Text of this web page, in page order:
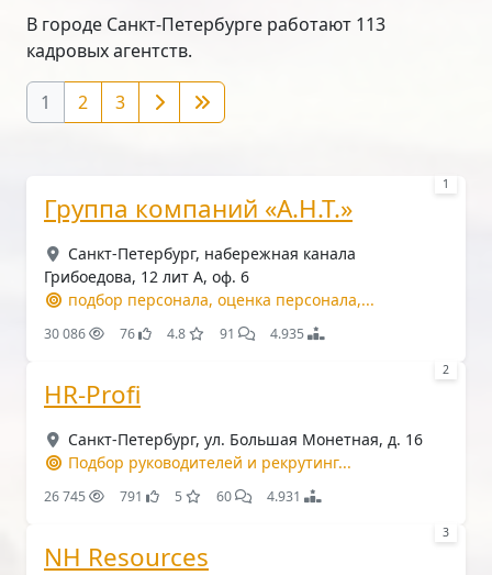
В городе Санкт-Петербурге работают 113
кадровых агентств.
1 2 3
1
Группа компаний «А.Н.Т.»
Санкт-Петербург, набережная канала
Грибоедова, 12 лит А, оф. 6
подбор персонала, оценка персонала,...
30 086 76 4.8 91 4.935
2
HR-Profi
Санкт-Петербург, ул. Большая Монетная, д. 16
Подбор руководителей и рекрутинг...
26 745 791 5 60 4.931
3
NH Resources